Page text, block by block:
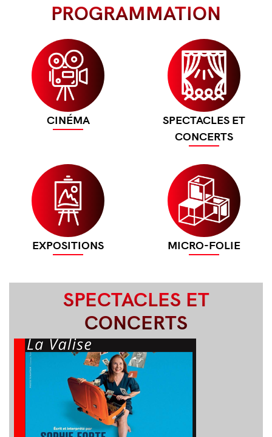
Image Image
SPECTACLES ET
Image Image
SPECTACLES ET
CONCERTS
Image